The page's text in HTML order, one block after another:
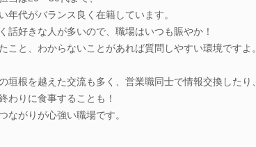
年代がバランス良く在籍しています。
話好きな人が多いので、職場はいつも賑やか！
こと、わからないことがあれば質問しやすい環境ですよ。
垣根を越えた交流も多く、営業職同士で情報交換したり、
わりに食事することも！
ながりが心強い職場です。